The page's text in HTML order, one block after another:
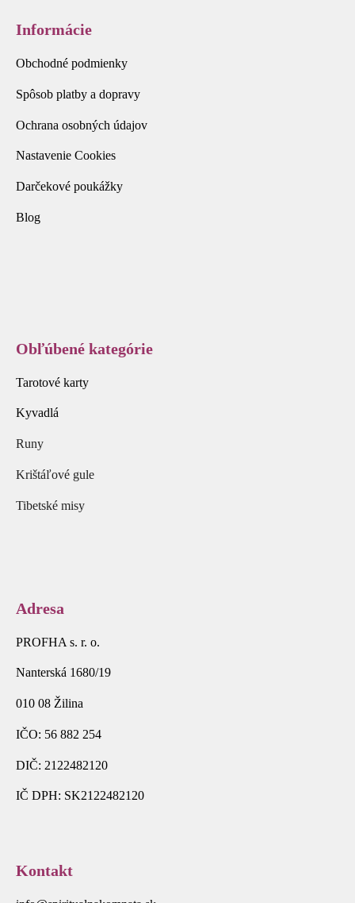
Informácie
Obchodné podmienky
Spôsob platby a dopravy
Ochrana osobných údajov
Nastavenie Cookies
Darčekové poukážky
Blog
Obľúbené kategórie
Tarotové karty
Kyvadlá
Runy
Krištáľové gule
Tibetské misy
Adresa
PROFHA s. r. o.
Nanterská 1680/19
010 08 Žilina
IČO: 56 882 254
DIČ: 2122482120
IČ DPH: SK2122482120
Kontakt